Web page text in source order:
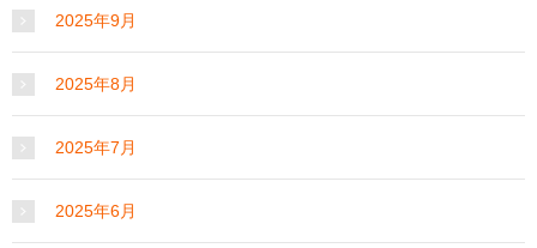
2025年9月
2025年8月
2025年7月
2025年6月